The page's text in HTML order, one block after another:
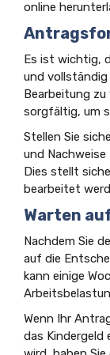
online
Es ist wichtig,
und vollständig
Bearbeitung zu
sorgfältig, um
Stellen Sie
und
Dies stellt
bearbeitet
Warten
Nachdem Sie
auf die
kann einige
Wenn Ihr
das Kindergeld